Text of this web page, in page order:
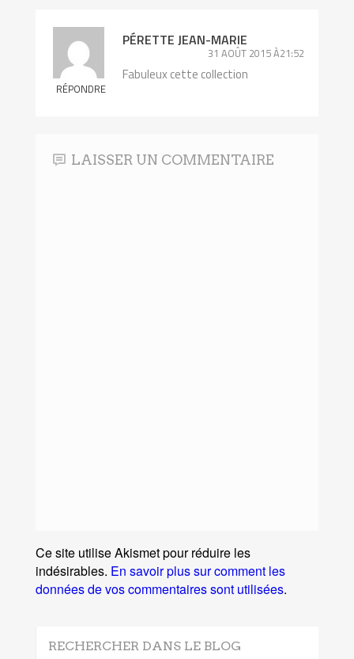
RÉPONDRE
PÉRETTE JEAN-MARIE
31 AOÛT 2015 À21:52
Fabuleux cette collection
LAISSER UN COMMENTAIRE
Ce site utilise Akismet pour réduire les
indésirables. En savoir plus sur comment les
données de vos commentaires sont utilisées.
RECHERCHER DANS LE BLOG